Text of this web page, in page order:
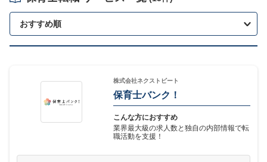
おすすめ順
株式会社ネクストビート
保育士バンク！
こんな方におすすめ
業界最大級の求人数と独自の内部情報で転
職活動を支援！